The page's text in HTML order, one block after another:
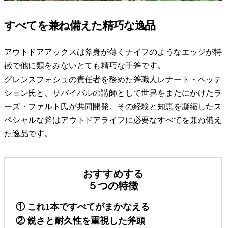
すべてを兼ね備えた精巧な逸品
アウトドアアックスは斧身が薄くナイフのようなエッジが特
徴で他に類をみないとても精巧な手斧です。
グレンスフォシュの責任者を務めた斧職人レナート・ペッテ
ション氏と、サバイバルの講師として世界をまたにかけたラ
ーズ・ファルト氏が共同開発。その経験と知恵を凝縮したス
ペシャルな斧はアウトドアライフに必要なすべてを兼ね備え
た逸品です。
おすすめする
５つの特徴
① これ1本ですべてがまかなえる
② 鋭さと耐久性を重視した斧頭